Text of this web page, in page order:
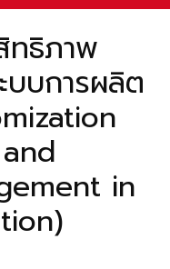
ทธิภาพ
บบการผลิต
in